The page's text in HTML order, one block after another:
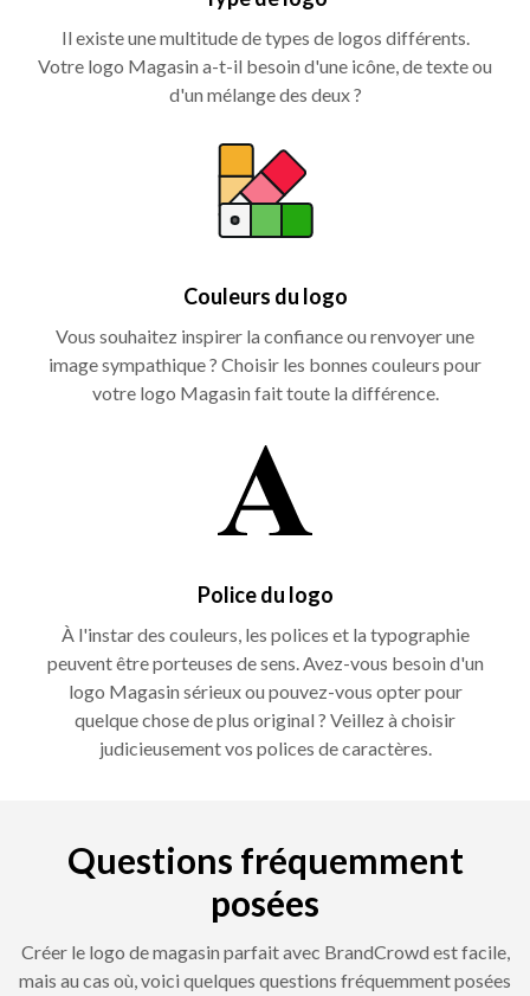
Il existe une multitude de types de logos différents.
Votre logo Magasin a-t-il besoin d'une icône, de texte ou
d'un mélange des deux ?
Couleurs du logo
Vous souhaitez inspirer la confiance ou renvoyer une
image sympathique ? Choisir les bonnes couleurs pour
votre logo Magasin fait toute la différence.
Police du logo
À l'instar des couleurs, les polices et la typographie
peuvent être porteuses de sens. Avez-vous besoin d'un
logo Magasin sérieux ou pouvez-vous opter pour
quelque chose de plus original ? Veillez à choisir
judicieusement vos polices de caractères.
Questions fréquemment
posées
Créer le logo de magasin parfait avec BrandCrowd est facile,
mais au cas où, voici quelques questions fréquemment posées